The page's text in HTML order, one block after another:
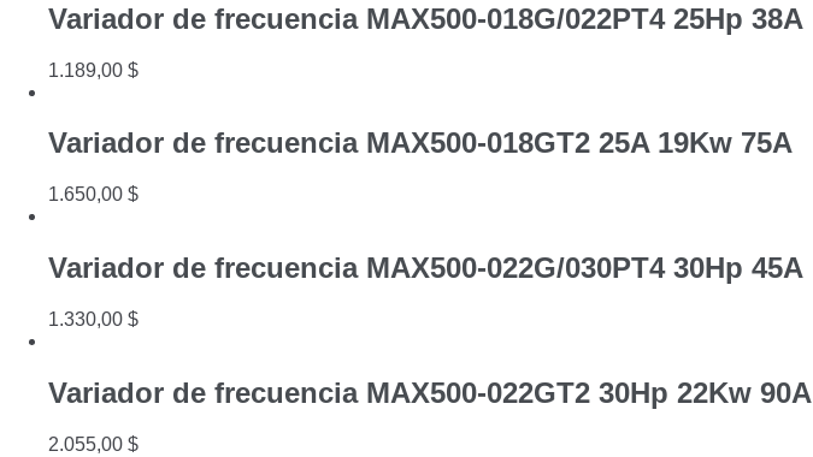
Variador de frecuencia MAX500-018G/022PT4 25Hp 38A
1.189,00 $
Variador de frecuencia MAX500-018GT2 25A 19Kw 75A
1.650,00 $
Variador de frecuencia MAX500-022G/030PT4 30Hp 45A
1.330,00 $
Variador de frecuencia MAX500-022GT2 30Hp 22Kw 90A
2.055,00 $